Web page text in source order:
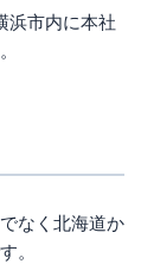
浜市内に本社
なく北海道か
。